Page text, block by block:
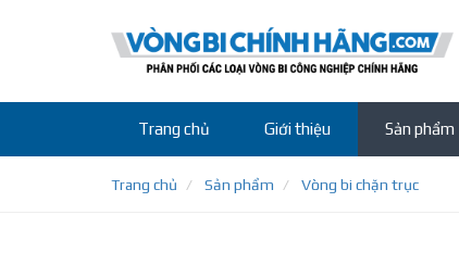
Trang chủ Giới thiệu Sản phẩm
Trang chủ Sản phẩm Vòng bi chặn trục